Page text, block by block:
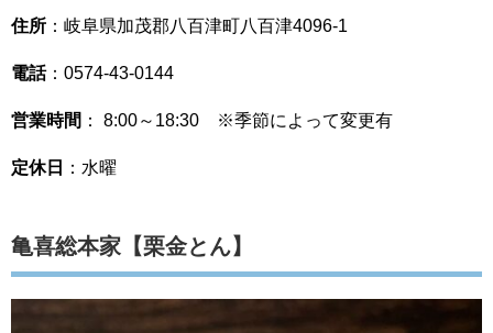
住所 ：岐阜県加茂郡八百津町八百津4096-1
電話：0574-43-0144
営業時間 ： 8:00～18:30 ※季節によって変更有
定休日 ：水曜
亀喜総本家【栗金とん】